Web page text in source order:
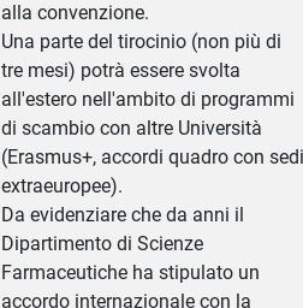
alla convenzione.
Una parte del tirocinio (non più di
tre mesi) potrà essere svolta
all'estero nell'ambito di programmi
di scambio con altre Università
(Erasmus+, accordi quadro con sedi
extraeuropee).
Da evidenziare che da anni il
Dipartimento di Scienze
Farmaceutiche ha stipulato un
accordo internazionale con la